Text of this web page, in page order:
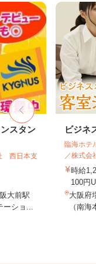
スタン
西日本支
大前駅
ショ...
ビジネ
臨海ホテ
／株式会
時給
100円
大阪府
（南